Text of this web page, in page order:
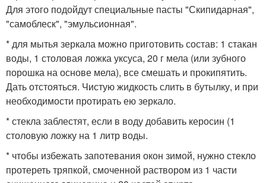
Для этого подойдут специальные пасты "Скипидарная",
"самоблеск", "эмульсионная".
* для мытья зеркала можно приготовить состав: 1 стакан
воды, 1 столовая ложка уксуса, 20 г мела (или зубного
порошка на основе мела), все смешать и прокипятить.
Дать отстояться. Чистую жидкость слить в бутылку, и при
необходимости протирать ею зеркало.
* стекла заблестят, если в воду добавить керосин (1
столовую ложку на 1 литр воды.
* чтобы избежать запотевания окон зимой, нужно стекло
протереть тряпкой, смоченной раствором из 1 части